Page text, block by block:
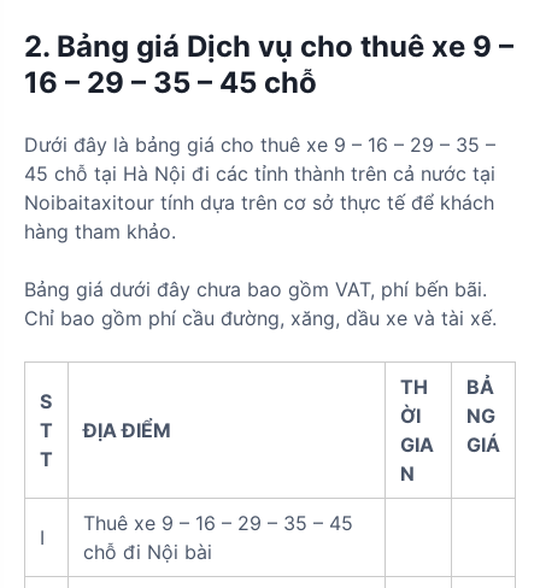
2. Bảng giá Dịch vụ cho thuê xe 9 –
16 – 29 – 35 – 45 chỗ
Dưới đây là bảng giá cho thuê xe 9 – 16 – 29 – 35 –
45 chỗ tại Hà Nội đi các tỉnh thành trên cả nước tại
Noibaitaxitour tính dựa trên cơ sở thực tế để khách
hàng tham khảo.
Bảng giá dưới đây chưa bao gồm VAT, phí bến bãi.
Chỉ bao gồm phí cầu đường, xăng, dầu xe và tài xế.
S
T
T
ĐỊA ĐIỂM
TH
ỜI
GIA
N
BẢ
NG
GIÁ
I
Thuê xe 9 – 16 – 29 – 35 – 45
chỗ đi Nội bài